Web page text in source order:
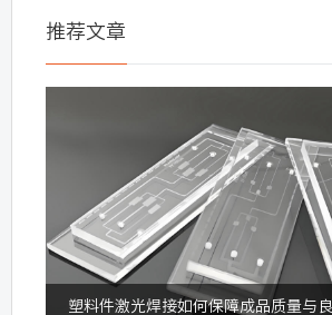
推荐文章
塑料件激光焊接如何保障成品质量与